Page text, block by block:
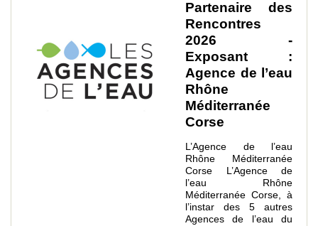
Partenaire des
Rencontres
2026 -
Exposant :
Agence de l’eau
Rhône
Méditerranée
Corse
L’Agence de l’eau
Rhône Méditerranée
Corse L’Agence de
l’eau Rhône
Méditerranée Corse, à
l’instar des 5 autres
Agences de l’eau du